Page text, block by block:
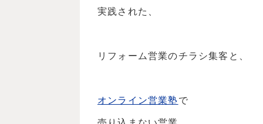
実践された、
リフォーム営業のチラシ集客と、
オンライン営業塾で